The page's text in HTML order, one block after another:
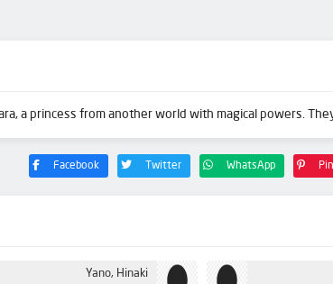
a princess from another world with magical powers.
Facebook Twitter WhatsApp
Yano, Hinaki